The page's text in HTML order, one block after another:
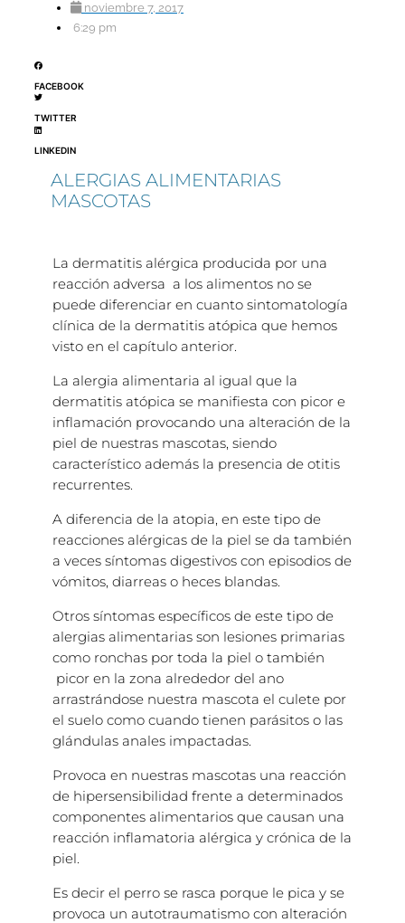
noviembre 7, 2017
6:29 pm
FACEBOOK
TWITTER
LINKEDIN
ALERGIAS ALIMENTARIAS
MASCOTAS
La dermatitis alérgica producida por una
reacción adversa a los alimentos no se
puede diferenciar en cuanto sintomatología
clínica de la dermatitis atópica que hemos
visto en el capítulo anterior.
La alergia alimentaria al igual que la
dermatitis atópica se manifiesta con picor e
inflamación provocando una alteración de la
piel de nuestras mascotas, siendo
característico además la presencia de otitis
recurrentes.
A diferencia de la atopia, en este tipo de
reacciones alérgicas de la piel se da también
a veces síntomas digestivos con episodios de
vómitos, diarreas o heces blandas.
Otros síntomas específicos de este tipo de
alergias alimentarias son lesiones primarias
como ronchas por toda la piel o también
picor en la zona alrededor del ano
arrastrándose nuestra mascota el culete por
el suelo como cuando tienen parásitos o las
glándulas anales impactadas.
Provoca en nuestras mascotas una reacción
de hipersensibilidad frente a determinados
componentes alimentarios que causan una
reacción inflamatoria alérgica y crónica de la
piel.
Es decir el perro se rasca porque le pica y se
provoca un autotraumatismo con alteración